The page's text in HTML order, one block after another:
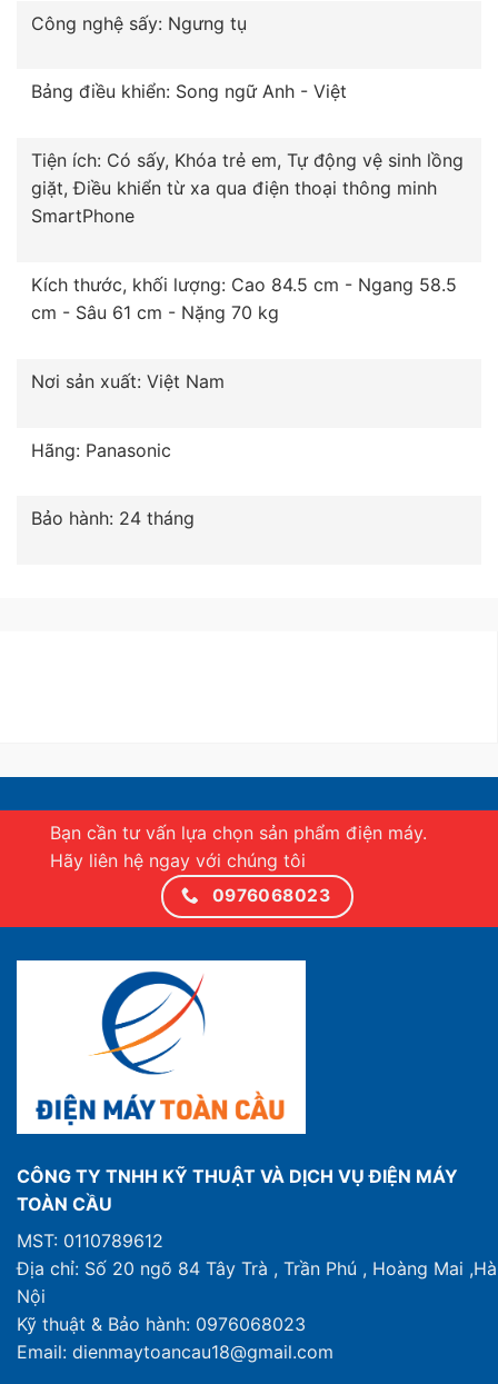
Công nghệ sấy: Ngưng tụ
Bảng điều khiển: Song ngữ Anh - Việt
Tiện ích: Có sấy, Khóa trẻ em, Tự động vệ sinh lồng
giặt, Điều khiển từ xa qua điện thoại thông minh
SmartPhone
Kích thước, khối lượng: Cao 84.5 cm - Ngang 58.5
cm - Sâu 61 cm - Nặng 70 kg
Nơi sản xuất: Việt Nam
Hãng: Panasonic
Bảo hành: 24 tháng
Bạn cần tư vấn lựa chọn sản phẩm điện máy.
Hãy liên hệ ngay với chúng tôi
0976068023
CÔNG TY TNHH KỸ THUẬT VÀ DỊCH VỤ ĐIỆN MÁY
TOÀN CẦU
MST: 0110789612
Địa chỉ: Số 20 ngõ 84 Tây Trà , Trần Phú , Hoàng Mai ,Hà
Nội
Kỹ thuật & Bảo hành: 0976068023
Email: dienmaytoancau18@gmail.com